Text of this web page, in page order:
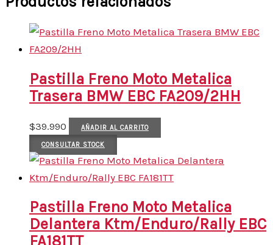
Pastilla Freno Moto Metalica
Trasera BMW EBC FA209/2HH
$39.990 AÑADIR AL CARRITO
CONSULTAR STOCK
Pastilla Freno Moto Metalica
Delantera Ktm/Enduro/Rally EBC
FA181TT